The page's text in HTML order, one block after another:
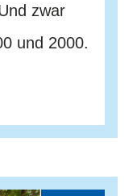
zwar
und 2000.